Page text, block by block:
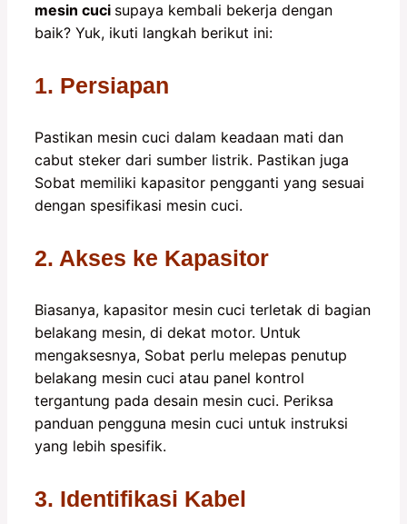
mesin cuci supaya kembali bekerja dengan
baik? Yuk, ikuti langkah berikut ini:
1. Persiapan
Pastikan mesin cuci dalam keadaan mati dan
cabut steker dari sumber listrik. Pastikan juga
Sobat memiliki kapasitor pengganti yang sesuai
dengan spesifikasi mesin cuci.
2. Akses ke Kapasitor
Biasanya, kapasitor mesin cuci terletak di bagian
belakang mesin, di dekat motor. Untuk
mengaksesnya, Sobat perlu melepas penutup
belakang mesin cuci atau panel kontrol
tergantung pada desain mesin cuci. Periksa
panduan pengguna mesin cuci untuk instruksi
yang lebih spesifik.
3. Identifikasi Kabel